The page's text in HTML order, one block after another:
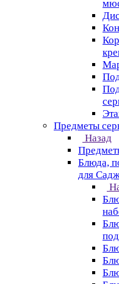
Предметы
Назад
Блюда,
для